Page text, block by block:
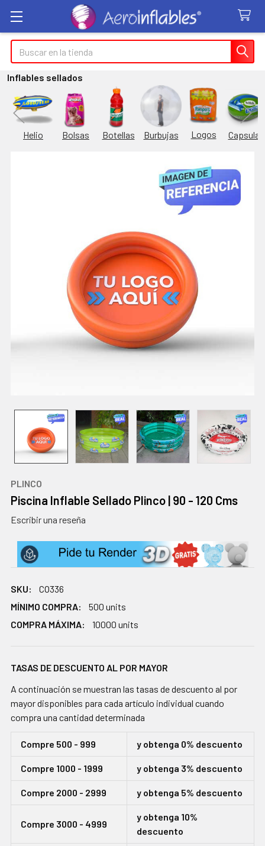
Buscar
Inflables sellados
Helio Bolsas Botellas Burbujas Logos Capsulas
PLINCO
Piscina Inflable Sellado Plinco | 90 - 120 Cms
Escribir una reseña
SKU:
CO336
MÍNIMO COMPRA:
500 units
COMPRA MÁXIMA:
10000 units
TASAS DE DESCUENTO AL POR MAYOR
A continuación se muestran las tasas de descuento al por
mayor disponibles para cada artículo individual cuando
compra una cantidad determinada
Compre 500 - 999 y obtenga 0% descuento
Compre 1000 - 1999 y obtenga 3% descuento
Compre 2000 - 2999 y obtenga 5% descuento
Compre 3000 - 4999
y obtenga 10%
descuento